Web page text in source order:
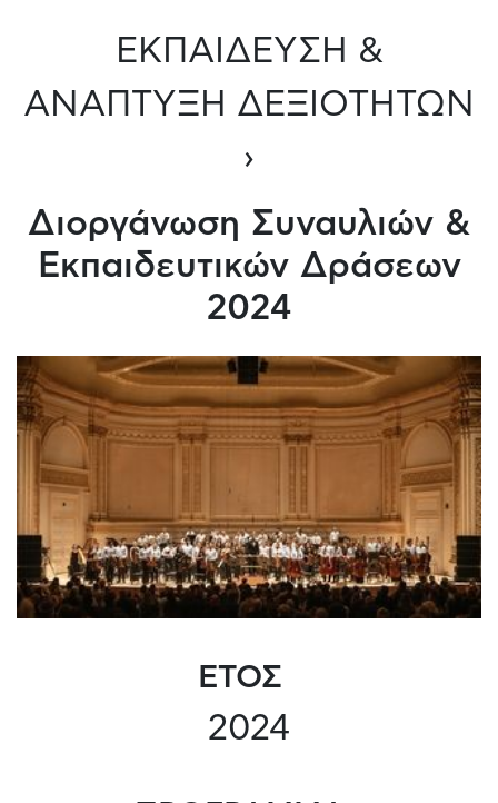
ΕΚΠΑΙΔΕΥΣΗ &
ΑΝΑΠΤΥΞΗ ΔΕΞΙΟΤΗΤΩΝ
›
Διοργάνωση Συναυλιών &
Εκπαιδευτικών Δράσεων
2024
ΕΤΟΣ
2024